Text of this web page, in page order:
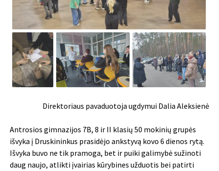
Direktoriaus pavaduotoja ugdymui Dalia Aleksienė
Antrosios gimnazijos 7B, 8 ir II klasių 50 mokinių grupės
išvyka į Druskininkus prasidėjo ankstyvą kovo 6 dienos rytą.
Išvyka buvo ne tik pramoga, bet ir puiki galimybė sužinoti
daug naujo, atlikti įvairias kūrybines užduotis bei patirti